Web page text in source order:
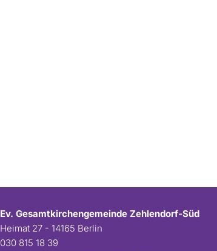
Ev. Gesamtkirchengemeinde Zehlendorf-Süd
Heimat 27 - 14165 Berlin
030 815 18 39